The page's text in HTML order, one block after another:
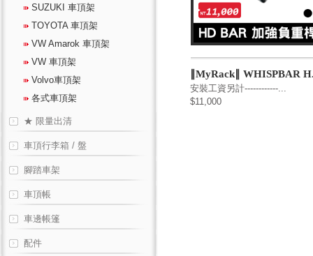
SUZUKI 車頂架
TOYOTA 車頂架
VW Amarok 車頂架
VW 車頂架
Volvo車頂架
各式車頂架
★ 限量出清
車頂行李箱 / 盤
腳踏車架
車頂帳
車邊帳篷
配件
∥MyRack∥ WHISPBAR
安裝工資另計------------...
$11,000